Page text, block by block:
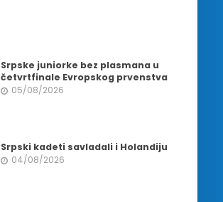
Srpske juniorke bez plasmana u
četvrtfinale Evropskog prvenstva
05/08/2026
Srpski kadeti savladali i Holandiju
04/08/2026